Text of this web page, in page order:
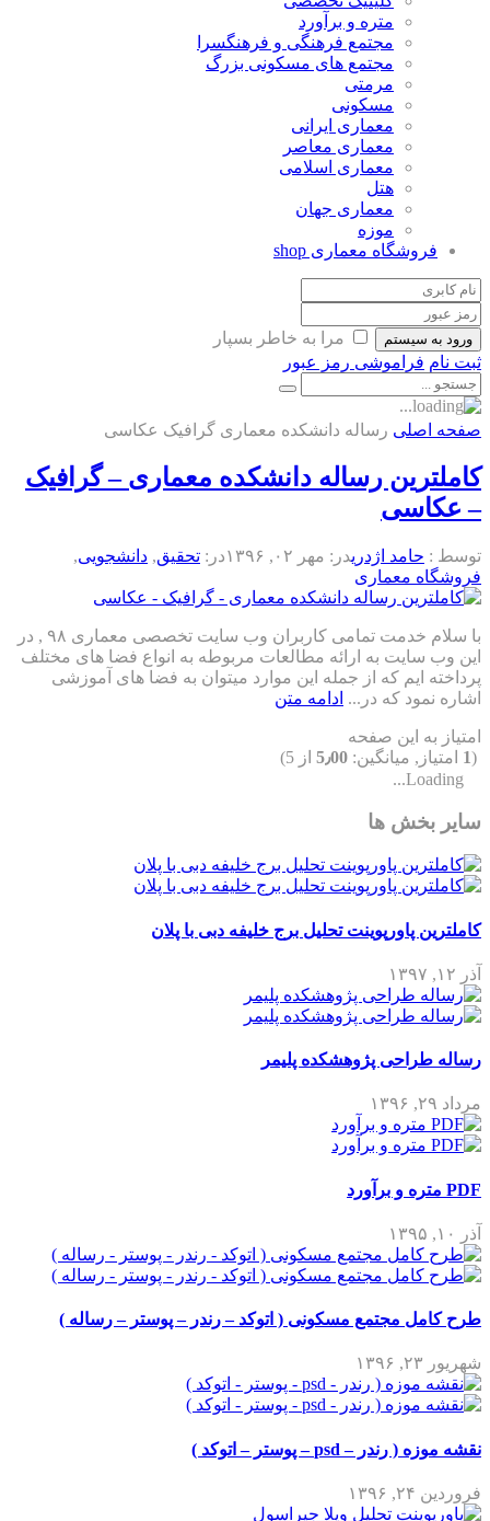
متره و برآورد
مجتمع فرهنگی و فرهنگسرا
مجتمع های مسکونی بزرگ
مرمتی
مسکونی
معماری ایرانی
معماری معاصر
معماری اسلامی
هتل
معماری جهان
موزه
فروشگاه معماری shop
ورود به سیستم
مرا به خاطر بسپار
ثبت نام فراموشی رمز عبور
صفحه اصلی رساله دانشکده معماری گرافیک عکاسی
کاملترین رساله دانشکده معماری – گرافیک
– عکاسی
توسط : حامد اژدریدر: مهر ۰۲, ۱۳۹۶ در: تحقیق, دانشجویی,
فروشگاه معماری
با سلام خدمت تمامی کاربران وب سایت تخصصی معماری ۹۸ , در
این وب سایت به ارائه مطالعات مربوطه به انواع فضا های مختلف
پرداخته ایم که از جمله این موارد میتوان به فضا های آموزشی
اشاره نمود که در... ادامه متن
امتیاز به این صفحه
(
1 امتیاز, میانگین: 5٫00 از 5)
Loading...
سایر بخش ها
کاملترین پاورپوینت تحلیل برج خلیفه دبی با پلان
آذر ۱۲, ۱۳۹۷
رساله طراحی پژوهشکده پلیمر
مرداد ۲۹, ۱۳۹۶
PDF متره و برآورد
آذر ۱۰, ۱۳۹۵
طرح کامل مجتمع مسکونی ( اتوکد – رندر – پوستر – رساله )
شهریور ۲۳, ۱۳۹۶
نقشه موزه ( رندر – psd – پوستر – اتوکد )
فروردین ۲۴, ۱۳۹۶